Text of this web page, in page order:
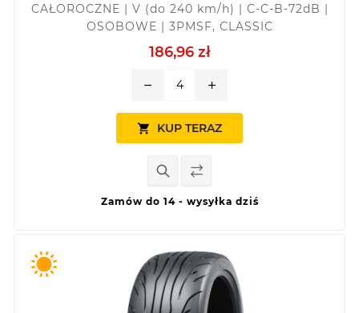
CAŁOROCZNE | V (do 240 km/h) | C-C-B-72dB |
OSOBOWE | 3PMSF, CLASSIC
186,96 zł
remove add
 KUP TERAZ
Zamów do 14 - wysyłka dziś